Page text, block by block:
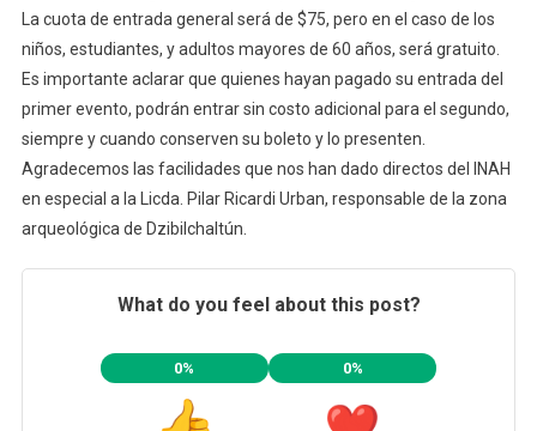
La cuota de entrada general será de $75, pero en el caso de los
niños, estudiantes, y adultos mayores de 60 años, será gratuito.
Es importante aclarar que quienes hayan pagado su entrada del
primer evento, podrán entrar sin costo adicional para el segundo,
siempre y cuando conserven su boleto y lo presenten.
Agradecemos las facilidades que nos han dado directos del INAH
en especial a la Licda. Pilar Ricardi Urban, responsable de la zona
arqueológica de Dzibilchaltún.
What do you feel about this post?
0% 0%